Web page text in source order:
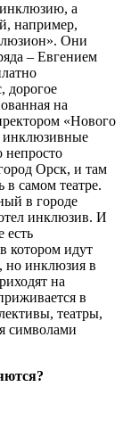
инклюзию, а
например,
Они
– Евгением
дорогое
на
«Нового
инклюзивные
непросто
Орск, и там
в самом театре.
в городе
инклюзив. И
есть
котором идут
но инклюзия в
на
в
театры,
символами